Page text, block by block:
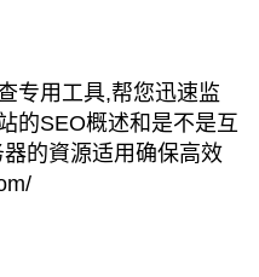
用工具,帮您迅速监
的SEO概述和是不是互
的資源适用确保高效